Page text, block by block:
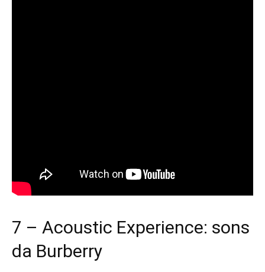
7 – Acoustic Experience: sons
da Burberry